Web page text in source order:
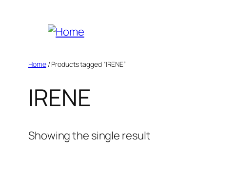
Home/ Products tagged “IRENE”
IRENE
Showing the single result